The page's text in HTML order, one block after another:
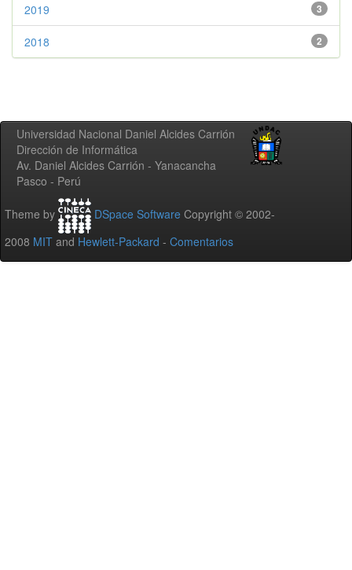
3
2019
2
2018
Universidad Nacional Daniel Alcides Carrión
Dirección de Informática
Av. Daniel Alcides Carrión - Yanacancha
Pasco - Perú
Theme by DSpace Software Copyright © 2002-
2008 MIT and Hewlett-Packard - Comentarios